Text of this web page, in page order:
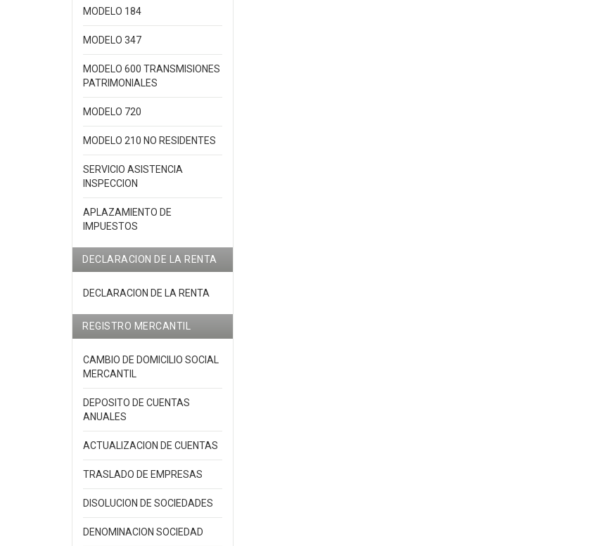
MODELO 184
MODELO 347
MODELO 600 TRANSMISIONES
PATRIMONIALES
MODELO 720
MODELO 210 NO RESIDENTES
SERVICIO ASISTENCIA
INSPECCION
APLAZAMIENTO DE
IMPUESTOS
DECLARACION DE LA RENTA
DECLARACION DE LA RENTA
REGISTRO MERCANTIL
CAMBIO DE DOMICILIO SOCIAL
MERCANTIL
DEPOSITO DE CUENTAS
ANUALES
ACTUALIZACION DE CUENTAS
TRASLADO DE EMPRESAS
DISOLUCION DE SOCIEDADES
DENOMINACION SOCIEDAD